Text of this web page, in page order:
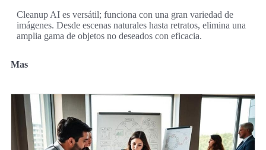
Cleanup AI es versátil; funciona con una gran variedad de
imágenes. Desde escenas naturales hasta retratos, elimina una
amplia gama de objetos no deseados con eficacia.
Mas